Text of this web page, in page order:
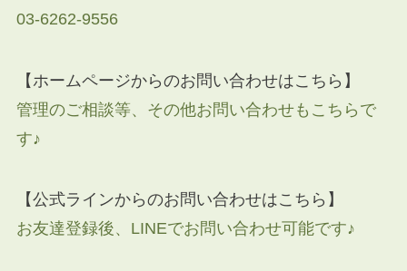
03-6262-9556
【ホームページからのお問い合わせはこちら】
管理のご相談等、その他お問い合わせもこちらで
す♪
【公式ラインからのお問い合わせはこちら】
お友達登録後、LINEでお問い合わせ可能です♪